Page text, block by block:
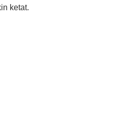
ketat.